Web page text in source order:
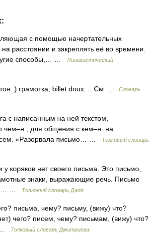
с помощью начертательных
расстоянии и закреплять её во времени.
способы,… …
Лингвистический
) грамотка; billet doux. .. См …
Словарь
с написанным на ней текстом,
чем–н., для общения с кем–н. на
«Разорвала письмо… …
Толковый словарь
коряков нет своего письма. Это письмо,
знаки, выражающие речь. Письмо
…
Толковый словарь Даля
письма, чему? письму, (вижу) что?
чего? писем, чему? письмам, (вижу) что?
…
Толковый словарь Дмитриева